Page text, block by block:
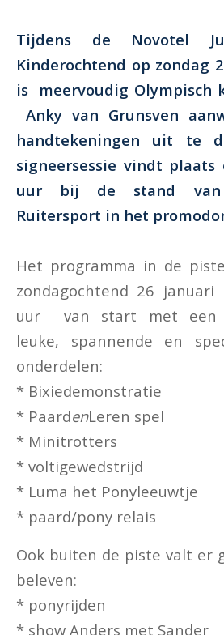
Tijdens de Novotel
Kinderochtend op zondag
is meervoudig Olympisch
Anky van Grunsven
handtekeningen uit te
signeersessie vindt plaats
uur bij de stand van
Ruitersport in het
Het programma in de
zondagochtend 26
uur van start met een
leuke, spannende en
onderdelen:
* Bixiedemonstratie
* PaardenLeren spel
* Minitrotters
* voltigewedstrijd
* Luma het Ponyleeuwtje
* paard/pony relais
Ook buiten de piste valt er
beleven:
* ponyrijden
* show Anders met Sander